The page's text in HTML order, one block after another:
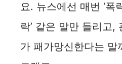
요. 뉴스에선 매번 ‘폭
락’ 같은 말만 들리고,
가 패가망신한다는 말